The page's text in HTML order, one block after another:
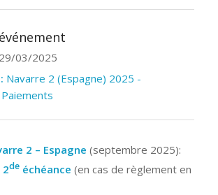
29/03/2025
Navarre 2 (Espagne) 2025 -
Paiements
2 – Espagne (septembre 2025):
2deéchéance (en cas de règlement en